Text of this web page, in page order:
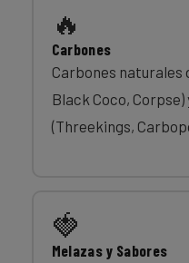
🔥
Carbones
Carbones naturales
Black Coco,
(Threekings,
🍓
Melazas y Sabores